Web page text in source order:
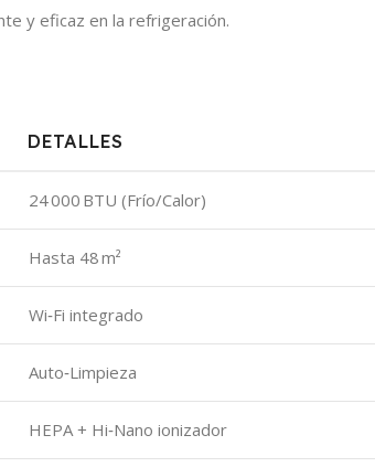
y eficaz en la refrigeración.
DETALLES
24 000 BTU (Frío/Calor)
Hasta 48 m²
Wi‑Fi integrado
Auto‑Limpieza
HEPA + Hi‑Nano ionizador